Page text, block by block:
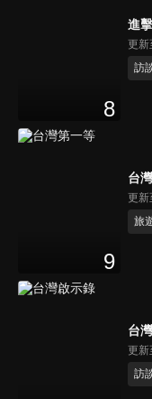
8
進
更新
訪
9
台
更新
旅
台
更
訪